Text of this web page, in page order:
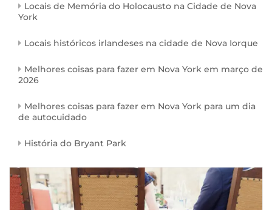
Locais de Memória do Holocausto na Cidade de Nova
York
Locais históricos irlandeses na cidade de Nova Iorque
Melhores coisas para fazer em Nova York em março de
2026
Melhores coisas para fazer em Nova York para um dia
de autocuidado
História do Bryant Park